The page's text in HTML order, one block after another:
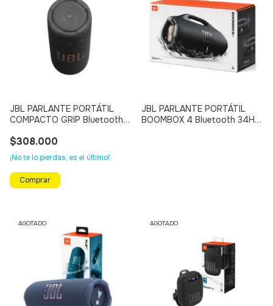
JBL PARLANTE PORTÁTIL
COMPACTO GRIP Bluetooth
$308.000
¡No te lo pierdas, es el último!
JBL PARLANTE PORTÁTIL
BOOMBOX 4 Bluetooth 34H
AGOTADO AGOTADO